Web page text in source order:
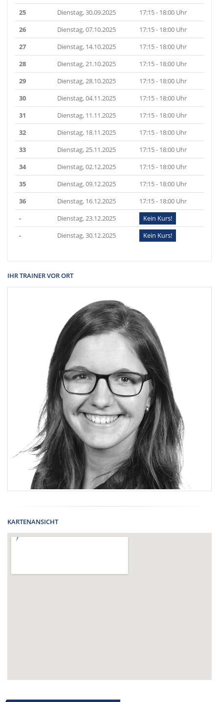
25 Dienstag, 30.09.2025
17:15 - 18:00 Uhr
26
Dienstag, 07.10.2025
17:15 - 18:00 Uhr
27
Dienstag, 14.10.2025
17:15 - 18:00 Uhr
28
Dienstag, 21.10.2025
17:15 - 18:00 Uhr
29
Dienstag, 28.10.2025
17:15 - 18:00 Uhr
30
Dienstag, 04.11.2025
17:15 - 18:00 Uhr
31
Dienstag, 11.11.2025
17:15 - 18:00 Uhr
32
Dienstag, 18.11.2025
17:15 - 18:00 Uhr
33
Dienstag, 25.11.2025
17:15 - 18:00 Uhr
34
Dienstag, 02.12.2025
17:15 - 18:00 Uhr
35
Dienstag, 09.12.2025
17:15 - 18:00 Uhr
36
Dienstag, 16.12.2025
17:15 - 18:00 Uhr
-
Dienstag, 23.12.2025
Kein Kurs!
-
Dienstag, 30.12.2025 Kein Kurs!
IHR TRAINER VOR ORT
KARTENANSICHT